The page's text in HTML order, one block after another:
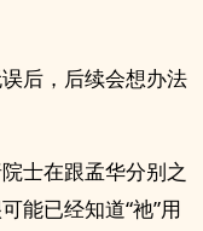
后，后续会想办法
士在跟孟华分别之
能已经知道“祂”用